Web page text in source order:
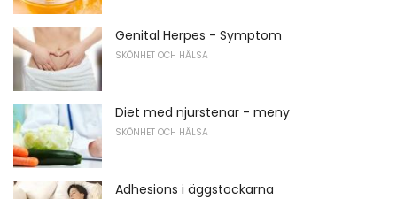
Genital Herpes - Symptom
SKÖNHET OCH HÄLSA
Diet med njurstenar - meny
SKÖNHET OCH HÄLSA
Adhesions i äggstockarna